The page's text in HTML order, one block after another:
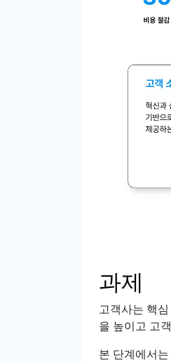
과제
고객사는 핵심
을 높이고 고객
본 단계에서는